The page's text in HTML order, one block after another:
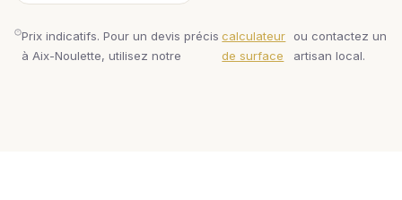
Prix indicatifs. Pour un devis précis
à Aix-Noulette, utilisez notre
calculateur
de surface
ou contactez un
artisan local.